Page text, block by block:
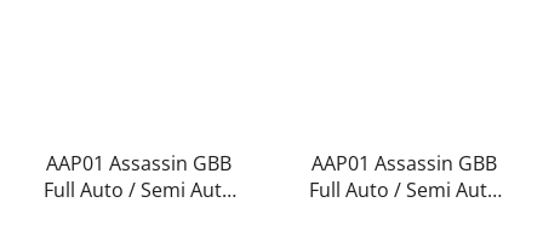
AAP01 Assassin GBB
Full Auto / Semi Auto
AAP01 Assassin GBB
Full Auto / Semi Auto